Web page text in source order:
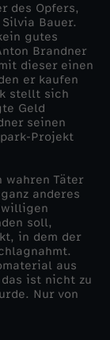
des Opfers,
Bauer.
gutes
Brandner
dieser einen
er kaufen
stellt sich
Geld
seinen
Projekt
wahren Täter
anderes
soll,
in dem der
aus
ist nicht zu
Nur von